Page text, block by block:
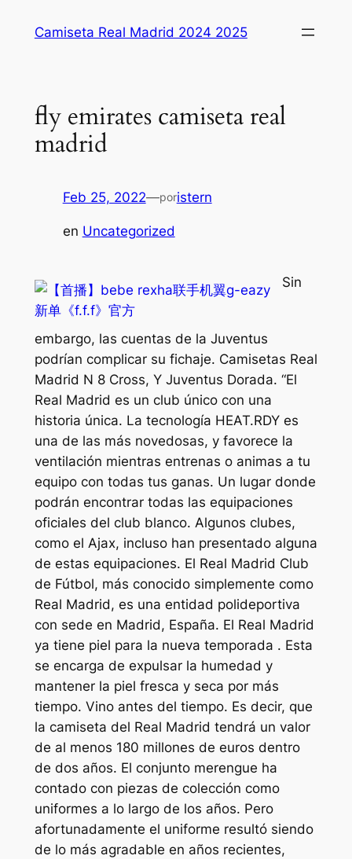
Camiseta Real Madrid 2024 2025
fly emirates camiseta real
madrid
Feb 25, 2022—poristern
en Uncategorized
Sin
embargo, las cuentas de la Juventus
podrían complicar su fichaje. Camisetas Real
Madrid N 8 Cross, Y Juventus Dorada. “El
Real Madrid es un club único con una
historia única. La tecnología HEAT.RDY es
una de las más novedosas, y favorece la
ventilación mientras entrenas o animas a tu
equipo con todas tus ganas. Un lugar donde
podrán encontrar todas las equipaciones
oficiales del club blanco. Algunos clubes,
como el Ajax, incluso han presentado alguna
de estas equipaciones. El Real Madrid Club
de Fútbol, más conocido simplemente como
Real Madrid, es una entidad polideportiva
con sede en Madrid, España. El Real Madrid
ya tiene piel para la nueva temporada . Esta
se encarga de expulsar la humedad y
mantener la piel fresca y seca por más
tiempo. Vino antes del tiempo. Es decir, que
la camiseta del Real Madrid tendrá un valor
de al menos 180 millones de euros dentro
de dos años. El conjunto merengue ha
contado con piezas de colección como
uniformes a lo largo de los años. Pero
afortunadamente el uniforme resultó siendo
de lo más agradable en años recientes,